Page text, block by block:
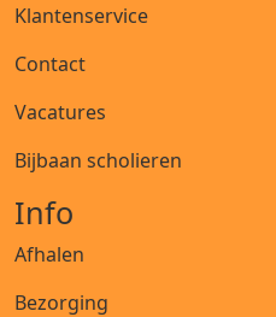
Klantenservice
Contact
Vacatures
Bijbaan scholieren
Info
Afhalen
Bezorging